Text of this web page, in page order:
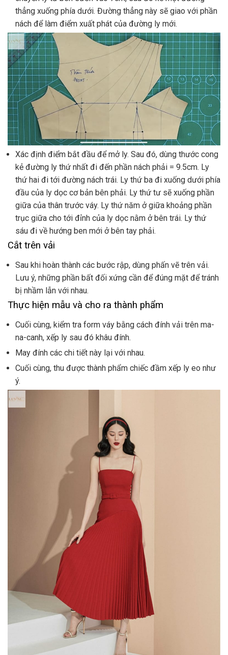
thẳng xuống phía dưới. Đường thẳng này sẽ giao với phần
nách để làm điểm xuất phát của đường ly mới.
Xác định điểm bắt đầu để mở ly. Sau đó, dùng thước cong
kẻ đường ly thứ nhất đi đến phần nách phải = 9.5cm. Ly
thứ hai đi tới đường nách trái. Ly thứ ba đi xuống dưới phía
đầu của ly dọc cơ bản bên phải. Ly thứ tư sẽ xuống phần
giữa của thân trước váy. Ly thứ năm ở giữa khoảng phần
trục giữa cho tới đỉnh của ly dọc nằm ở bên trái. Ly thứ
sáu đi về hướng ben mới ở bên tay phải.
Cắt trên vải
Sau khi hoàn thành các bước rập, dùng phấn vẽ trên vải.
Lưu ý, những phần bất đối xứng cần để đúng mặt để tránh
bị nhầm lẫn với nhau.
Thực hiện mẫu và cho ra thành phẩm
Cuối cùng, kiểm tra form váy bằng cách đính vải trên ma-
na-canh, xếp ly sau đó khâu đính.
May đính các chi tiết này lại với nhau.
Cuối cùng, thu được thành phẩm chiếc đầm xếp ly eo như
ý.